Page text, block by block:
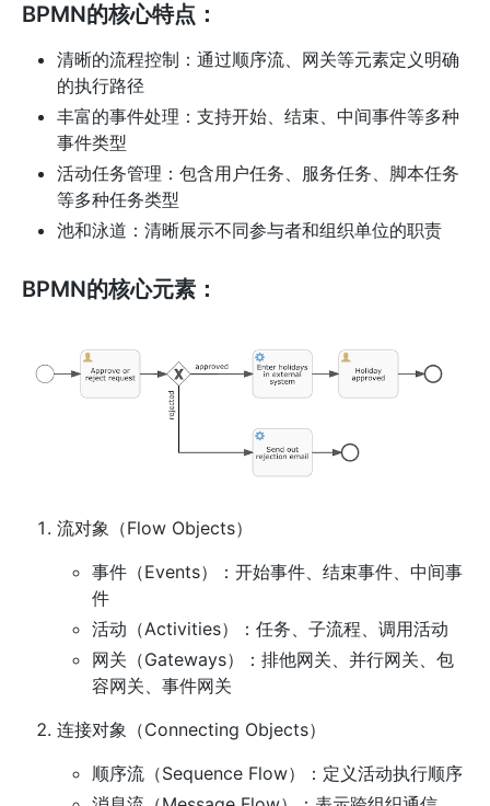
BPMN的核心特点：
清晰的流程控制：通过顺序流、网关等元素定义明确
的执行路径
丰富的事件处理：支持开始、结束、中间事件等多种
事件类型
活动任务管理：包含用户任务、服务任务、脚本任务
等多种任务类型
池和泳道：清晰展示不同参与者和组织单位的职责
BPMN的核心元素：
流对象（Flow Objects）
事件（Events）：开始事件、结束事件、中间事
件
活动（Activities）：任务、子流程、调用活动
网关（Gateways）：排他网关、并行网关、包
容网关、事件网关
连接对象（Connecting Objects）
顺序流（Sequence Flow）：定义活动执行顺序